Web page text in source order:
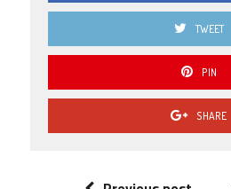
TWEET
PIN
SHARE